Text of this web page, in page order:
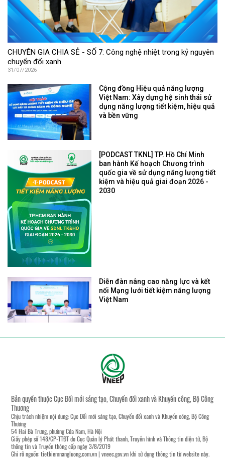
CHUYÊN GIA CHIA SẺ - SỐ 7: Công nghệ nhiệt trong kỷ nguyên
chuyển đổi xanh
31/07/2026
Cộng đồng Hiệu quả năng lượng
Việt Nam: Xây dựng hệ sinh thái sử
dụng năng lượng tiết kiệm, hiệu quả
và bền vững
[PODCAST TKNL] TP. Hồ Chí Minh
ban hành Kế hoạch Chương trình
quốc gia về sử dụng năng lượng tiết
kiệm và hiệu quả giai đoạn 2026 -
2030
Diễn đàn nâng cao năng lực và kết
nối Mạng lưới tiết kiệm năng lượng
Việt Nam
Bản quyền thuộc Cục Đổi mới sáng tạo, Chuyển đổi xanh và Khuyến công, Bộ Công
Thương
Chịu trách nhiệm nội dung: Cục Đổi mới sáng tạo, Chuyển đổi xanh và Khuyến công, Bộ Công
Thương
54 Hai Bà Trưng, phường Cửa Nam, Hà Nội
Giấy phép số 148/GP-TTĐT do Cục Quản lý Phát thanh, Truyền hình và Thông tin điện tử, Bộ
thông tin và Truyền thông cấp ngày 3/8/2019
Ghi rõ nguồn:tietkiemnangluong.com.vn| vneec.gov.vnkhi sử dụng thông tin từ website này.